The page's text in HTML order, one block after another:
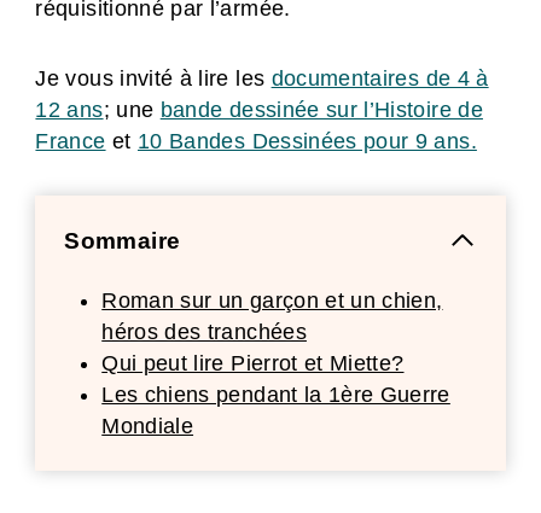
réquisitionné par l’armée.
Je vous invité à lire les documentaires de 4 à
12 ans; une bande dessinée sur l’Histoire de
France et 10 Bandes Dessinées pour 9 ans.
Sommaire
Roman sur un garçon et un chien,
héros des tranchées
Qui peut lire Pierrot et Miette?
Les chiens pendant la 1ère Guerre
Mondiale